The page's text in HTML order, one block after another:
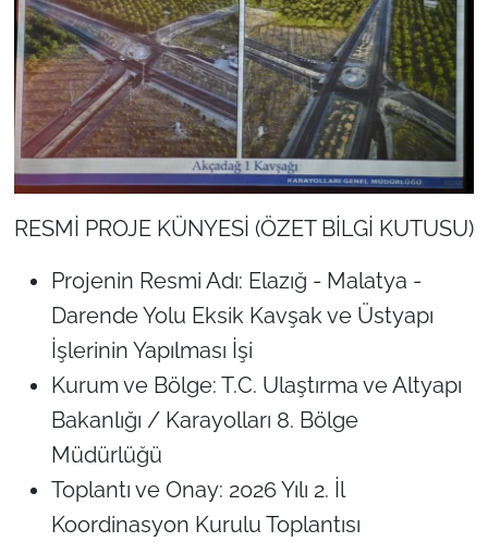
RESMİ PROJE KÜNYESİ (ÖZET BİLGİ KUTUSU)
Projenin Resmi Adı: Elazığ - Malatya -
Darende Yolu Eksik Kavşak ve Üstyapı
İşlerinin Yapılması İşi
Kurum ve Bölge: T.C. Ulaştırma ve Altyapı
Bakanlığı / Karayolları 8. Bölge
Müdürlüğü
Toplantı ve Onay: 2026 Yılı 2. İl
Koordinasyon Kurulu Toplantısı